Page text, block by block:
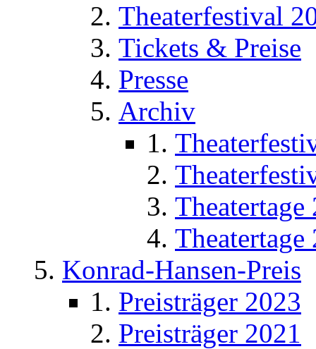
Theaterfestival
Tickets & Preise
Presse
Archiv
Theatertage
Theatertage
Konrad-Hansen-Preis
Preisträger 2023
Preisträger 2021